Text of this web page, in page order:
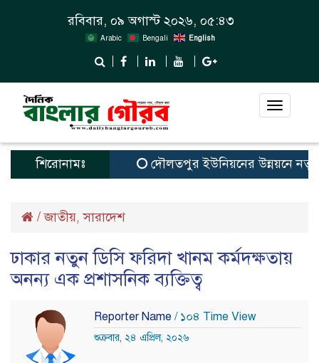
রবিবার, ০৯ অগাস্ট ২০২৬, ০৫:৪৩
Arabic Bengali English
Toggle
শিরোনামঃ দৌলতপুর ইউনিয়নের উন্নয়নে নতুন
/জাতীয়,সারাদেশ
ঢাকার নতুন ডিসি ফরিদা খানম কর্মদক্ষতায়
অনন্য এক প্রশাসনিক ব্যক্তিত্ব
Reporter Name / ১০৪ Time View
শুক্রবার, ২৪ এপ্রিল, ২০২৬